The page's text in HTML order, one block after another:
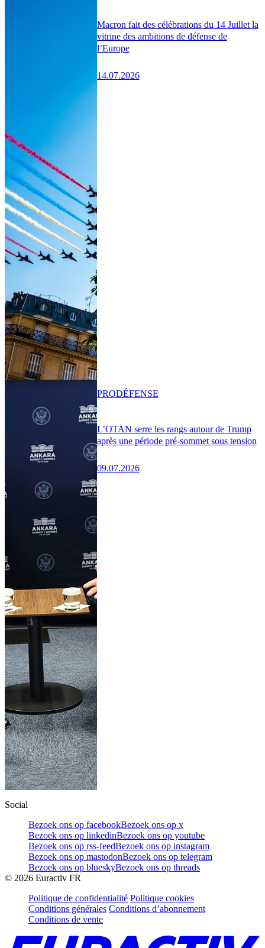
Macron fait des célébrations du 14 Juillet la
vitrine des ambitions de défense de
l’Europe
14.07.2026
L’OTAN serre les rangs autour de Trump
après une période pré-sommet sous tension
09.07.2026
PRODÉFENSE
Social
Bezoek ons op facebookBezoek ons op x
Bezoek ons op linkedinBezoek ons op youtube
Bezoek ons op rss-feedBezoek ons op instagram
Bezoek ons op mastodonBezoek ons op telegram
Bezoek ons op blueskyBezoek ons op threads
© 2026 Euractiv FR
Politique de confidentialité Politique cookies
Conditions générales Conditions d’abonnement
Conditions de vente